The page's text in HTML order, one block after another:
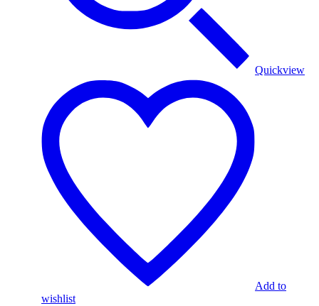
Quickview
Add to
wishlist